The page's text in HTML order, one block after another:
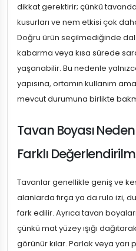
dikkat gerektirir; çünkü
kusurları ve nem etkisi çok
Doğru ürün seçilmediğinde
kabarma veya kısa sürede
yaşanabilir. Bu nedenle
yapısına, ortamın kullanım
mevcut durumuna birlikte
Tavan Boyası
Farklı
Tavanlar genellikle geniş ve
alanlarda fırça ya da rulo izi,
fark edilir. Ayrıca tavan
çünkü mat yüzey ışığı
görünür kılar. Parlak veya